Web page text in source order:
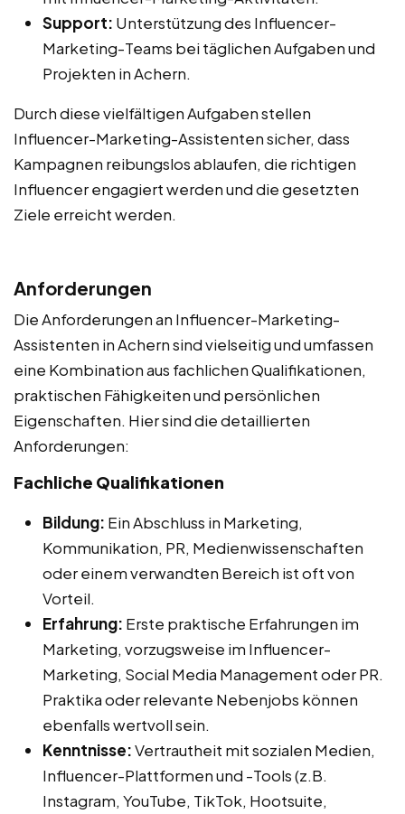
Support: Unterstützung des Influencer-
Marketing-Teams bei täglichen Aufgaben und
Projekten in Achern.
Durch diese vielfältigen Aufgaben stellen
Influencer-Marketing-Assistenten sicher, dass
Kampagnen reibungslos ablaufen, die richtigen
Influencer engagiert werden und die gesetzten
Ziele erreicht werden.
Anforderungen
Die Anforderungen an Influencer-Marketing-
Assistenten in Achern sind vielseitig und umfassen
eine Kombination aus fachlichen Qualifikationen,
praktischen Fähigkeiten und persönlichen
Eigenschaften. Hier sind die detaillierten
Anforderungen:
Fachliche Qualifikationen
Bildung: Ein Abschluss in Marketing,
Kommunikation, PR, Medienwissenschaften
oder einem verwandten Bereich ist oft von
Vorteil.
Erfahrung: Erste praktische Erfahrungen im
Marketing, vorzugsweise im Influencer-
Marketing, Social Media Management oder PR.
Praktika oder relevante Nebenjobs können
ebenfalls wertvoll sein.
Kenntnisse:Vertrautheit mit sozialen Medien,
Influencer-Plattformen und -Tools (z.B.
Instagram, YouTube, TikTok, Hootsuite,